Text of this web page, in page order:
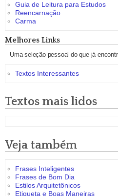
Guia de Leitura para Estudos
Reencarnação
Carma
Melhores Links
Uma seleção pessoal do que já
Textos Interessantes
Textos mais lidos
Veja também
Frases Inteligentes
Frases de Bom Dia
Estilos Arquitetônicos
Etiqueta e Boas Maneiras